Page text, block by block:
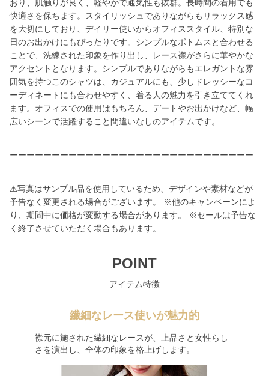
おり、肌触りが良く、軽やかで通気性も抜群。長時間の着用でも
快適さを保ちます。スタイリッシュでありながらもリラックス感
を大切にしており、デイリー使いからオフィススタイル、特別な
日のお出かけにもぴったりです。シンプルなボトムスと合わせる
ことで、洗練された印象を作り出し、レース襟がさらに華やかな
アクセントとなります。シンプルでありながらもエレガントな雰
囲気を持つこのシャツは、カジュアルにも、少しドレッシーなコ
ーディネートにも合わせやすく、着る人の魅力を引き立ててくれ
ます。オフィスでの使用はもちろん、デートやお出かけなど、幅
広いシーンで活躍すること間違いなしのアイテムです。
ーーーーーーーーーーーーーーーーーーーーーーーーーーーーー
⚠️写真はサンプル品を使用しているため、デザインや素材などが
予告なく変更される場合がございます。 ※他のキャンペーンによ
り、期間中に価格が変動する場合があります。 ※セールは予告な
く終了させていただく場合もあります。
POINT
アイテム特徴
繊細なレース使いが魅力的
襟元に施された繊細なレースが、上品さと女性らし
さを演出し、全体の印象を格上げします。